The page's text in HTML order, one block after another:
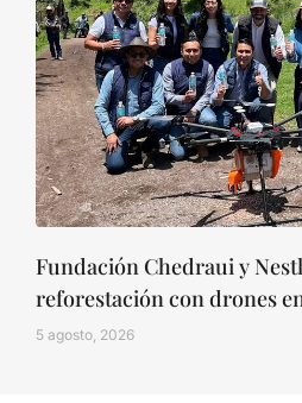
Fundación Chedraui y
reforestación con drones
5 agosto, 2026